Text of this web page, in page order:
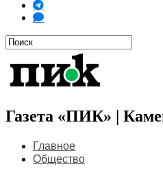
Газета «ПИК» |
Главное
Общество